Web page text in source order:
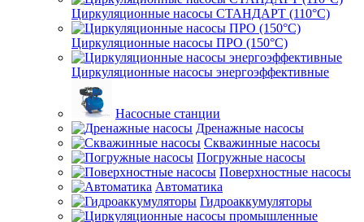
Циркуляционные насосы СТАНДАРТ (110°C)
Циркуляционные насосы ПРО (150°C)
Циркуляционные насосы энергоэффективные
Насосные станции
Дренажные насосы
Скважинные насосы
Погружные насосы
Поверхностные насосы
Автоматика
Гидроаккумуляторы